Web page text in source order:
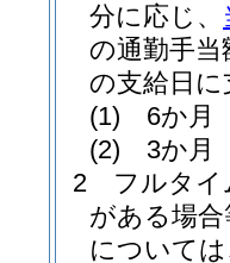
分に応じ、
の通勤手
の支給日
(1)
6か
(2)
3か
2
フルタイ
がある場
について